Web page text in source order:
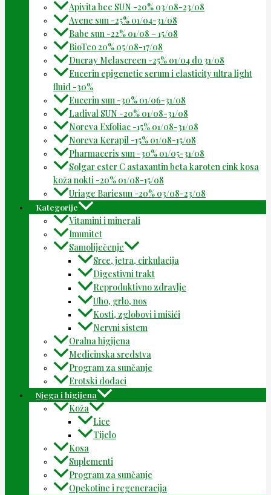
Apivita bee SUN -20% 03/08-23/08
Avene sun -25% 01/04-31/08
Babe sun -22% 01/08 – 15/08
BioTeo 20% 05/08-17/08
Ducray Melascreen -25% 01/04 do 31/08
Eucerin epigenetic serum i elasticity ultra light
fluid -30%
Eucerin sun -30% 01/06-31/08
Ladival SUN -20% 01/08-31/08
Noreva Exfoliac -15% 01/08-31/08
Noreva Kerapil -15% 01/08-15/08
Pharmaceris sun -30% 01/05-31/08
Solgar ester C astaxantin beta karoten cink kosa
koža nokti -20% 01/08-15/08
Uriage Bariesun -20% 03/08-23/08
Kategorije
Vitamini i minerali
Imunitet
Samoliječenje
Srce, jetra, cirkulacija
Digestivni trakt
Reproduktivno zdravlje
Uho, grlo, nos
Kosti, zglobovi i mišići
Nervni sistem
Oralna higijena
Medicinska sredstva
Program za sunčanje
Erotski dodaci
Njega i higijena
Koža
Lice
Tijelo
Kosa
Suplementi
Program za sunčanje
Opekotine i regeneracija